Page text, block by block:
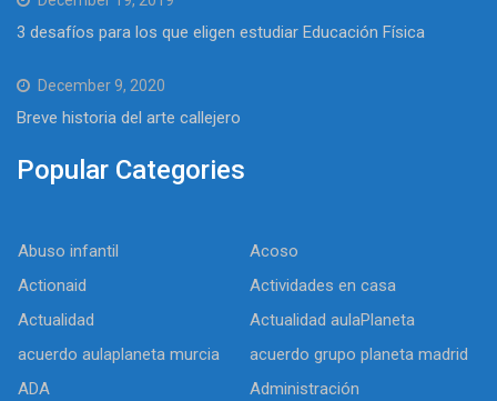
3 desafíos para los que eligen estudiar Educación Física
December 9, 2020
Breve historia del arte callejero
Popular Categories
Abuso infantil
Acoso
Actionaid
Actividades en casa
Actualidad
Actualidad aulaPlaneta
acuerdo aulaplaneta murcia
acuerdo grupo planeta madrid
ADA
Administración